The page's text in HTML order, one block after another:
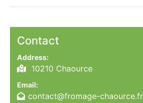
Contact
Address:
10210 Chaource
Email:
contact@fromage-chaource.fr